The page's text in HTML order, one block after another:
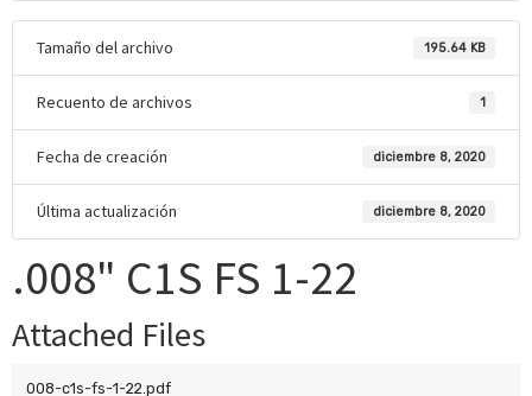
Tamaño del archivo 195.64 KB
Recuento de archivos 1
Fecha de creación diciembre 8, 2020
Última actualización diciembre 8, 2020
.008" C1S FS 1-22
Attached Files
008-c1s-fs-1-22.pdf